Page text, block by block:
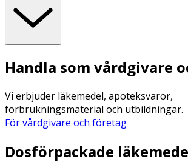
Handla som vårdgivare
Vi erbjuder läkemedel, apoteksvaror,
förbrukningsmaterial och utbildningar.
För vårdgivare och företag
Dosförpackade